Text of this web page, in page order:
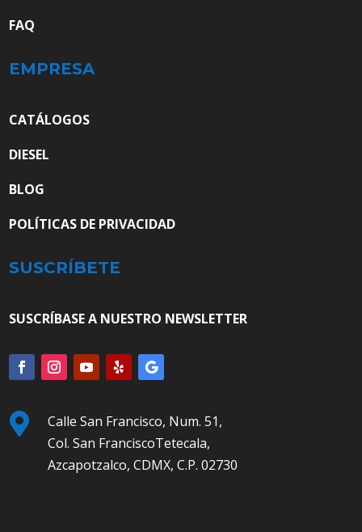
FAQ
EMPRESA
CATÁLOGOS
DIESEL
BLOG
POLÍTICAS DE PRIVACIDAD
SUSCRÍBETE
SUSCRÍBASE A NUESTRO NEWSLETTER

Calle San Francisco, Num. 51,
Col. San FranciscoTetecala,
Azcapotzalco, CDMX, C.P. 02730